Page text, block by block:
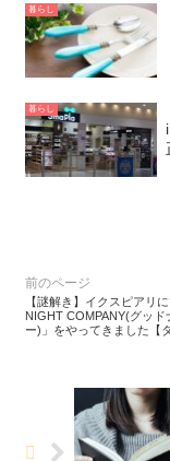
暮らし
暮らし
【謎解き】イクスピアリ
NIGHT COMPANY(グッド
ー)」をやってきました【